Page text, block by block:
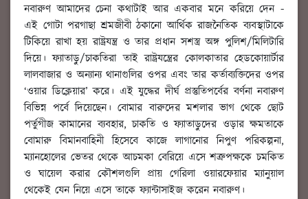
নবারুণ আমাদের চেনা কথাটাই আর একবার মনে করিয়ে দেন -
এই গোটা পরগাছা শ্রমজীবী ঠকানো আর্থিক রাজনৈতিক ব্যবস্থাটাকে
টিকিয়ে রাখা হয় রাষ্ট্রযন্ত্র ও তার প্রধান সশস্ত্র অঙ্গ পুলিশ/মিলিটারি
দিয়ে। ফ্যাতাড়ু/চাকতিরা তাই রাষ্ট্রযন্ত্রের কোলকাতার হেডকোয়ার্টার
লালবাজার ও অন্যান্য থানাগুলির ওপর এবং তার কর্তাব্যক্তিদের ওপর
‘ওয়ার ডিক্লেয়ার’ করে। এই যুদ্ধের দীর্ঘ প্রস্তুতিপর্বের বর্ণনা নবারুণ
বিভিন্ন পর্বে দিয়েছেন। বোমার বারুদের মশলার ভাগ থেকে ছোট
পর্তুগীজ কামানের ব্যবহার, চাকতি ও ফ্যাতাড়ুদের ওড়ার ক্ষমতাকে
বোমারু বিমানবাহিনী হিসেবে কাজে লাগানোর নিপুণ পরিকল্পনা,
ম্যানহোলের ভেতর থেকে আচমকা বেরিয়ে এসে শত্রুপক্ষকে চমকিত
ও ঘায়েল করার কৌশলগুলি প্রায় গেরিলা ওয়ারফেয়ার ম্যানুয়াল
থেকেই যেন নিয়ে এসে তাকে ফ্যান্টাসাইজ করেন নবারুণ।